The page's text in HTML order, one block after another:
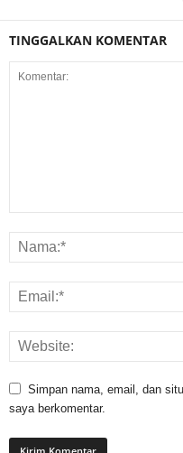
TINGGALKAN KOMENTAR
Simpan nama, email, dan
saya berkomentar.